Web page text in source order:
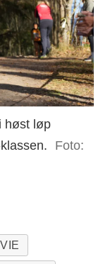
m, pause
+
min +
høst løp
Foto: